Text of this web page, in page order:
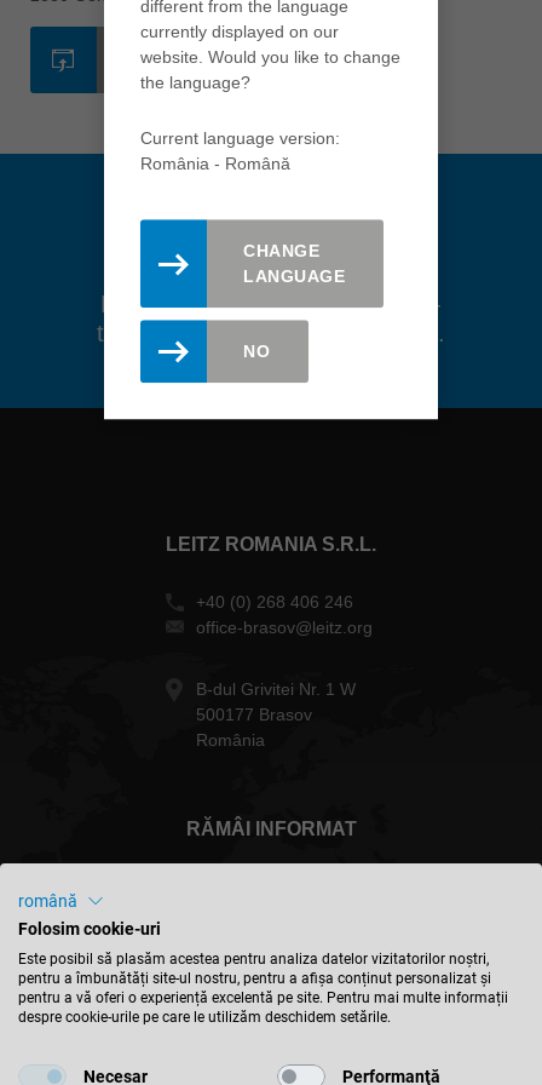
english
Việt Nam
tiếng việt
中国
中文
ประเทศไทย
Україна
yкраїнська
SITE-UL WEB
Rămâi actualizat. Inregistreaza-
te aici pentru newsletter-ul Leitz.
LEITZ ROMANIA S.R.L.
+40 (0) 268 406 246
office-brasov@leitz.org
B-dul Grivitei Nr. 1 W
500177 Brasov
România
RĂMÂI INFORMAT
România - Română
different from the language
currently displayed on our
website. Would you like to change
the language?
Current language version:
România - Română
CHANGE
LANGUAGE
NO
română
Folosim cookie-uri
Este posibil să plasăm acestea pentru analiza datelor vizitatorilor noștri,
pentru a îmbunătăți site-ul nostru, pentru a afișa conținut personalizat și
pentru a vă oferi o experiență excelentă pe site. Pentru mai multe informații
despre cookie-urile pe care le utilizăm deschidem setările.
Necesar Performanţă